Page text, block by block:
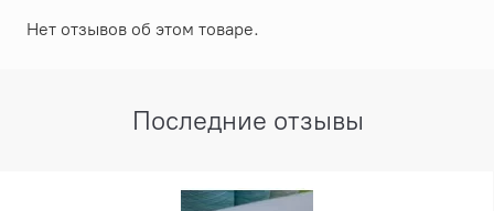
Нет отзывов об этом товаре.
Последние отзывы